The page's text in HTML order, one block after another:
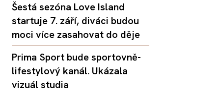
Šestá sezóna Love Island
startuje 7. září, diváci budou
moci více zasahovat do děje
Prima Sport bude sportovně-
lifestylový kanál. Ukázala
vizuál studia